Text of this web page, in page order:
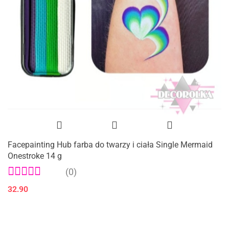
Facepainting Hub farba do twarzy i ciała Single Mermaid
Onestroke 14 g
(0)
32.90